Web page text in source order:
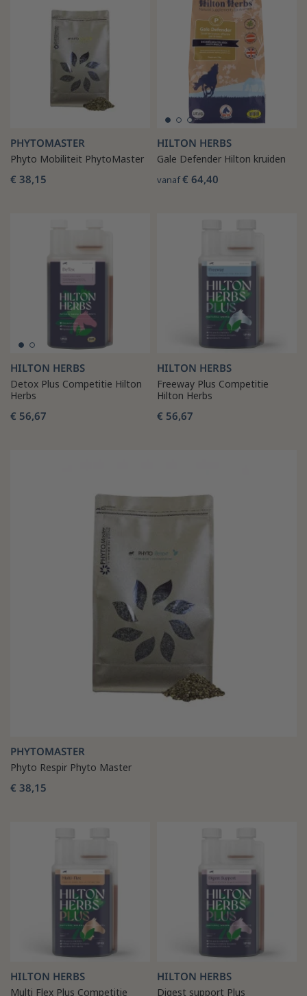
PHYTOMASTER
Phyto Mobiliteit PhytoMaster
€ 38,15
HILTON HERBS
Gale Defender Hilton kruiden
vanaf€ 64,40
HILTON HERBS
Detox Plus Competitie Hilton
Herbs
€ 56,67
HILTON HERBS
Freeway Plus Competitie
Hilton Herbs
€ 56,67
PHYTOMASTER
Phyto Respir Phyto Master
€ 38,15
HILTON HERBS
Multi Flex Plus Competitie
HILTON HERBS
Digest support Plus